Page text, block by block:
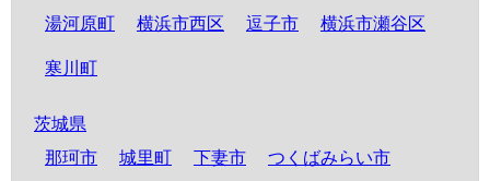
湯河原町 横浜市西区 逗子市 横浜市瀬谷区
寒川町
茨城県
那珂市
城里町 下妻市 つくばみらい市